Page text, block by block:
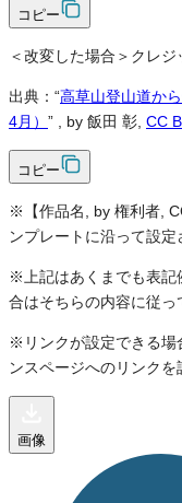
コピー
＜改変した場合＞クレジ
出典：“高草山登山道か
4月） ” , by 飯田 彰, CC
コピー
※【作品名, by 権利者,
ンプレートに沿って設定
※上記はあくまでも表記
合はそちらの内容に従っ
※リンクが設定できる場
ンスページへのリンクを
画像